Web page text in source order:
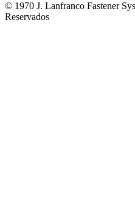
© 1970 J. Lanfranco Fastener
Reservados